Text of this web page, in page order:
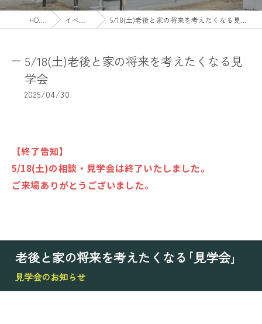
イベント 5/18(土)老後と家の将来を考えたくなる見学会
5/18(土)老後と家の将来を考えたくなる見
学会
2025/04/30
【終了告知】
5/18(土)の相談・見学会は終了いたしました。
ご来場ありがとうございました。
老後と家の将来を考えたくなる｢見学会｣
見学会のお知らせ